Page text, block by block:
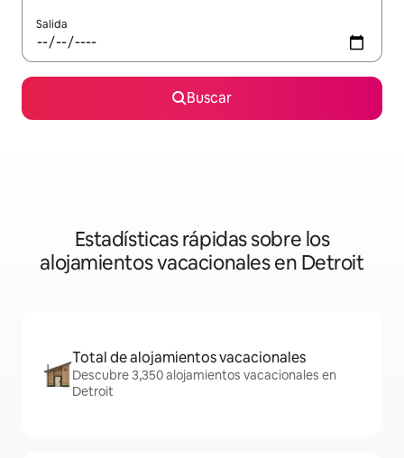
Salida
Buscar
Estadísticas rápidas sobre los
alojamientos vacacionales en Detroit
Total de alojamientos vacacionales
Descubre 3,350 alojamientos vacacionales en
Detroit